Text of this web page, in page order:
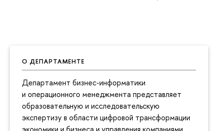
О ДЕПАРТАМЕНТЕ
Департамент бизнес-информатики
и операционного менеджмента представляет
образовательную и исследовательскую
экспертизу в области цифровой трансформации